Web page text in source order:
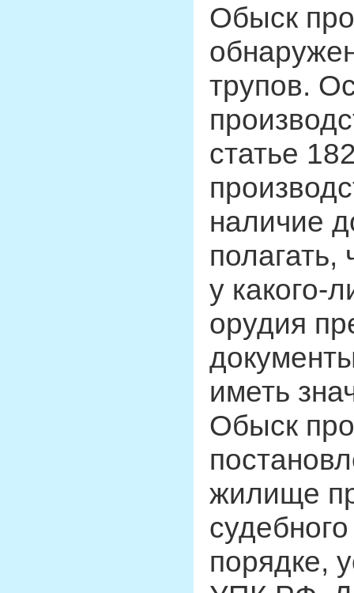
Обыск
трупов.
статье
наличие
у какого-
орудия
иметь
Обыск
жилище
порядке,